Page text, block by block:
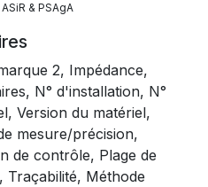
& PSAgA
2, Impédance,
N° d'installation, N°
Version du matériel,
mesure/précision,
de contrôle, Plage de
Méthode